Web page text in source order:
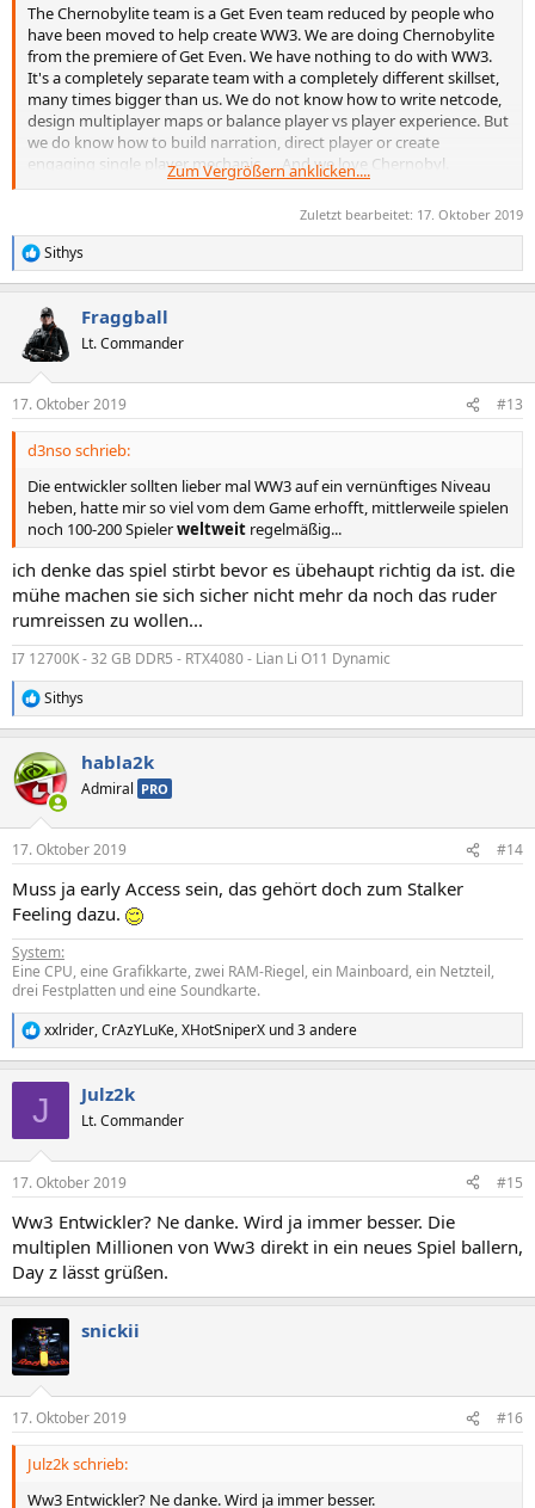
The Chernobylite team is a Get Even team reduced by people who
have been moved to help create WW3. We are doing Chernobylite
from the premiere of Get Even. We have nothing to do with WW3.
It's a completely separate team with a completely different skillset,
many times bigger than us. We do not know how to write netcode,
design multiplayer maps or balance player vs player experience. But
we do know how to build narration, direct player or create
engaging single player mechanic .... And we love Chernobyl.
Despite the fact that we are the same company, the claim that we
creators of WW3 did Get Even.
Zum Vergrößern anklicken....
Zuletzt bearbeitet: 17. Oktober 2019
R
e
i
e
n
Sithys
Fraggball
Lt. Commander
17. Oktober 2019 #13
d3nso schrieb:
Die entwickler sollten lieber mal WW3 auf ein vernünftiges Niveau
heben, hatte mir so viel vom dem Game erhofft, mittlerweile spielen
noch 100-200 Spielerweltweit regelmäßig...
ich denke das spiel stirbt bevor es übehaupt richtig da ist. die
mühe machen sie sich sicher nicht mehr da noch das ruder
rumreissen zu wollen...
I7 12700K - 32 GB DDR5 - RTX4080 - Lian Li O11 Dynamic
R
e
k
t
i
e
:
Sithys
habla2k
Admiral PRO
17. Oktober 2019 #14
Muss ja early Access sein, das gehört doch zum Stalker
Feeling dazu.
System:
Eine CPU, eine Grafikkarte, zwei RAM-Riegel, ein Mainboard, ein Netzteil,
drei Festplatten und eine Soundkarte.
R
e
e
:
xxlrider,CrAzYLuKe,XHotSniperX und 3 andere
J Julz2k
Lt. Commander
17. Oktober 2019 #15
Ww3 Entwickler? Ne danke. Wird ja immer besser. Die
multiplen Millionen von Ww3 direkt in ein neues Spiel ballern,
Day z lässt grüßen.
snickii
17. Oktober 2019 #16
Julz2k schrieb:
Ww3 Entwickler? Ne danke. Wird ja immer besser.